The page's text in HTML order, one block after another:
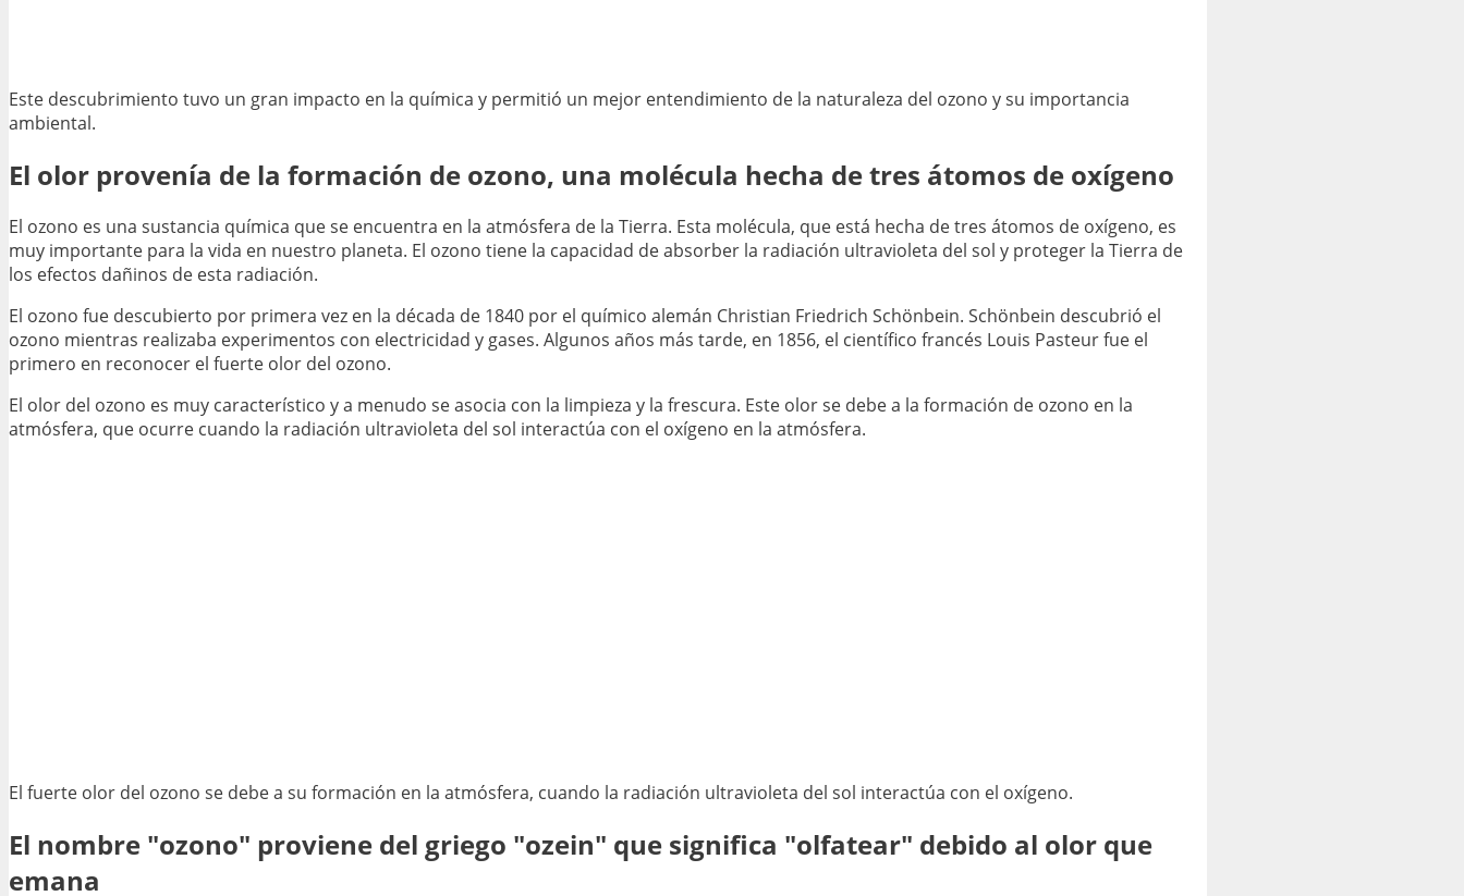
Este descubrimiento tuvo un gran impacto en la química y permitió un mejor entendimiento de la naturaleza del ozono y su importancia
ambiental.
El olor provenía de la formación de ozono, una molécula hecha de tres átomos de oxígeno
El ozono es una sustancia química que se encuentra en la atmósfera de la Tierra. Esta molécula, que está hecha de tres átomos de oxígeno, es
muy importante para la vida en nuestro planeta. El ozono tiene la capacidad de absorber la radiación ultravioleta del sol y proteger la Tierra de
los efectos dañinos de esta radiación.
El ozono fue descubierto por primera vez en la década de 1840 por el químico alemán Christian Friedrich Schönbein. Schönbein descubrió el
ozono mientras realizaba experimentos con electricidad y gases. Algunos años más tarde, en 1856, el científico francés Louis Pasteur fue el
primero en reconocer el fuerte olor del ozono.
El olor del ozono es muy característico y a menudo se asocia con la limpieza y la frescura. Este olor se debe a la formación de ozono en la
atmósfera, que ocurre cuando la radiación ultravioleta del sol interactúa con el oxígeno en la atmósfera.
El fuerte olor del ozono se debe a su formación en la atmósfera, cuando la radiación ultravioleta del sol interactúa con el oxígeno.
El nombre "ozono" proviene del griego "ozein" que significa "olfatear" debido al olor que
emana